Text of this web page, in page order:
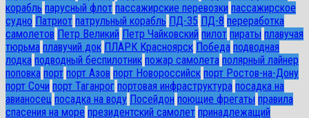
корабль парусный флот пассажирские перевозки пассажирское
судно Патриот патрульный корабль ПД-35 ПД-8 переработка
самолетов Петр Великий Петр Чайковский пилот пираты плавучая
тюрьма плавучий док ПЛАРК Красноярск Победа подводная
лодка подводный беспилотник пожар самолета полярный лайнер
поповка порт порт Азов порт Новороссийск порт Ростов-на-Дону
порт Сочи порт Таганрог портовая инфраструктура посадка на
авианосец посадка на воду Посейдон поющие фрегаты правила
спасения на море президентский самолет принадлежащий